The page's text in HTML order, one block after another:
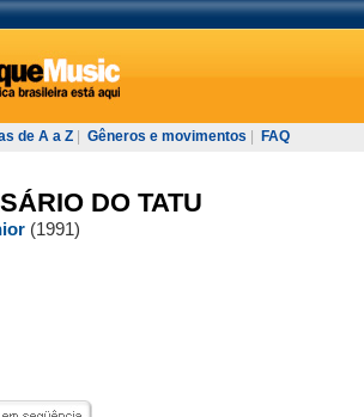
de A a Z Gêneros e movimentos FAQ
DO TATU
(1991)